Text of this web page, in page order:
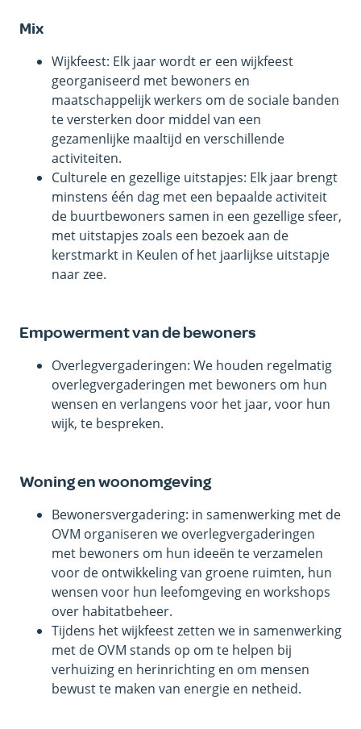
Mix
Wijkfeest: Elk jaar wordt er een wijkfeest
georganiseerd met bewoners en
maatschappelijk werkers om de sociale banden
te versterken door middel van een
gezamenlijke maaltijd en verschillende
activiteiten.
Culturele en gezellige uitstapjes: Elk jaar brengt
minstens één dag met een bepaalde activiteit
de buurtbewoners samen in een gezellige sfeer,
met uitstapjes zoals een bezoek aan de
kerstmarkt in Keulen of het jaarlijkse uitstapje
naar zee.
Empowerment van de bewoners
Overlegvergaderingen: We houden regelmatig
overlegvergaderingen met bewoners om hun
wensen en verlangens voor het jaar, voor hun
wijk, te bespreken.
Woning en woonomgeving
Bewonersvergadering: in samenwerking met de
OVM organiseren we overlegvergaderingen
met bewoners om hun ideeën te verzamelen
voor de ontwikkeling van groene ruimten, hun
wensen voor hun leefomgeving en workshops
over habitatbeheer.
Tijdens het wijkfeest zetten we in samenwerking
met de OVM stands op om te helpen bij
verhuizing en herinrichting en om mensen
bewust te maken van energie en netheid.